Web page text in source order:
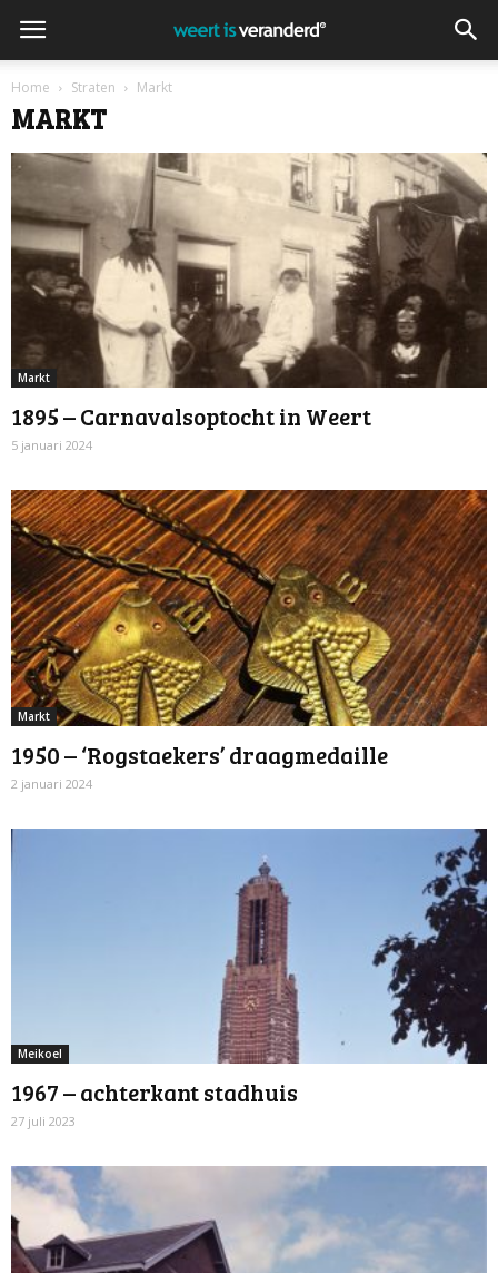
Home Straten Markt
MARKT
Markt
1895 – Carnavalsoptocht in Weert
5 januari 2024
Markt
1950 – ‘Rogstaekers’ draagmedaille
2 januari 2024
Meikoel
1967 – achterkant stadhuis
27 juli 2023